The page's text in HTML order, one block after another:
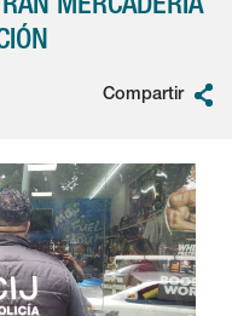
MERCADERÍA
Compartir